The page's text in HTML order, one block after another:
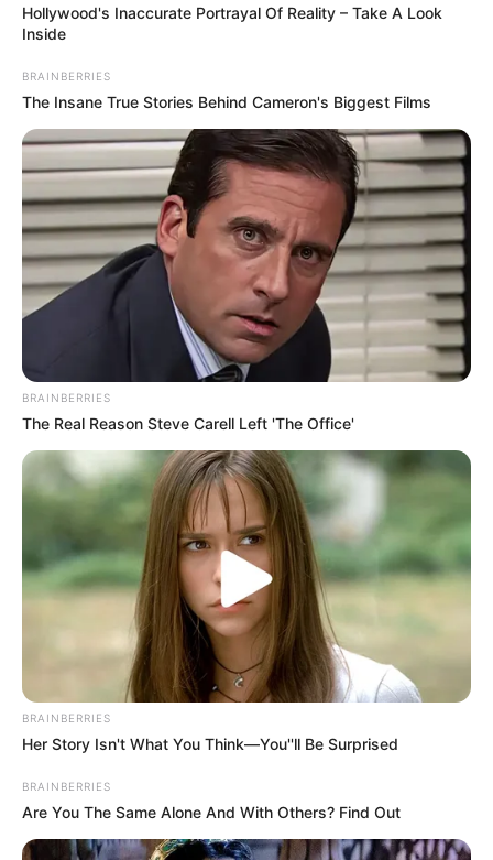
Hollywood's Inaccurate Portrayal Of Reality – Take A Look
Inside
BRAINBERRIES
The Insane True Stories Behind Cameron's Biggest Films
BRAINBERRIES
The Real Reason Steve Carell Left 'The Office'
BRAINBERRIES
Her Story Isn't What You Think—You''ll Be Surprised
BRAINBERRIES
Are You The Same Alone And With Others? Find Out